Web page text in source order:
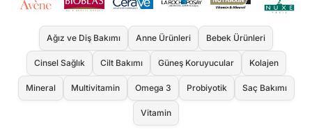
Ağız ve Diş Bakımı Anne Ürünleri Bebek Ürünleri
Cinsel Sağlık Cilt Bakımı Güneş Koruyucular Kolajen
Mineral Multivitamin Omega 3 Probiyotik Saç Bakımı
Vitamin